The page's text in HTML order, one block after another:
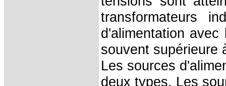
transformateurs
d'alimentation
souvent supérieure
Les sources
deux types. Les